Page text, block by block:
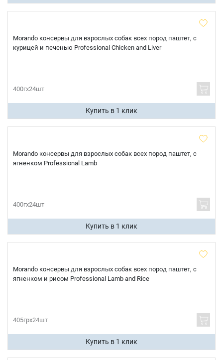
Morando консервы для взрослых собак всех пород паштет, с
курицей и печенью Professional Chicken and Liver
400гх24шт
Купить в 1 клик
Morando консервы для взрослых собак всех пород паштет, с
ягненком Professional Lamb
400гх24шт
Купить в 1 клик
Morando консервы для взрослых собак всех пород паштет, с
ягненком и рисом Professional Lamb and Rice
405грх24шт
Купить в 1 клик
Продолжить покупки
Телефон